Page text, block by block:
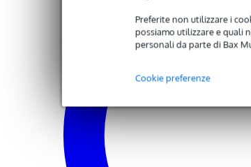
Preferite non utilizzare i
possiamo utilizzare e quali
personali da parte di Bax
Cookie preferenze